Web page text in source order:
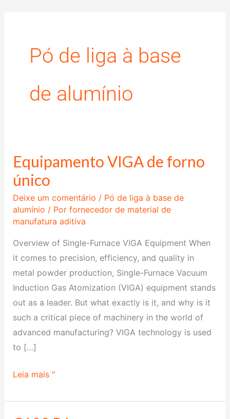
conteúdoPó de liga à base
de alumínio
Equipamento VIGA de forno
único
Deixe um comentário / Pó de liga à base de
alumínio / Por fornecedor de material de
manufatura aditiva
Overview of Single-Furnace VIGA Equipment When
it comes to precision, efficiency, and quality in
metal powder production, Single-Furnace Vacuum
Induction Gas Atomization (VIGA) equipment stands
out as a leader. But what exactly is it, and why is it
such a critical piece of machinery in the world of
advanced manufacturing? VIGA technology is used
to […]
Equipamento
VIGA
de
forno
único
Leia mais "